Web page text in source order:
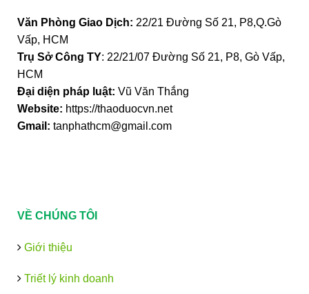
Văn Phòng Giao Dịch: 22/21 Đường Số 21, P8,Q.Gò
Vấp, HCM
Trụ Sở Công TY: 22/21/07 Đường Số 21, P8, Gò Vấp,
HCM
Đại diện pháp luật: Vũ Văn Thắng
Website: https://thaoduocvn.net
Gmail: tanphathcm@gmail.com
VỀ CHÚNG TÔI
Giới thiệu
Triết lý kinh doanh